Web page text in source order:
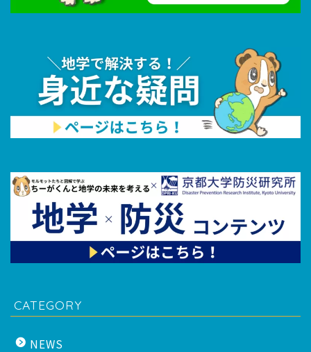
CATEGORY
NEWS